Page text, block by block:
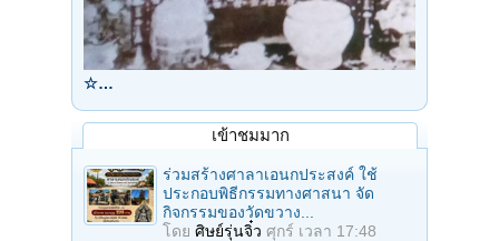
☆…
เข้าชมมาก
ร่วมสร้างศาลาเอนกประสงค์ ใช้
ประกอบพิธีกรรมทางศาสนา จัด
กิจกรรมของวัดขวาง...
โดย ศิษย์รุ่นจิ๋ว ศุกร์ เวลา 17:48